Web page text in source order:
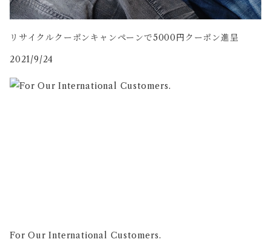
リサイクルクーポンキャンペーンで5000円クーポン進呈
2021/9/24
For Our International Customers.